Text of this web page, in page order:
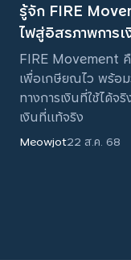
รู้จัก FIRE
ไฟสู่อิสรภาพการเ
FIRE Movement
เพื่อเกษียณไว พร้อ
ทางการเงินที่ใช้ได้จ
เงินที่แท้จริง
Meowjot22 ส.ค. 68